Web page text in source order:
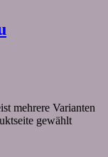
mehrere Varianten
gewählt